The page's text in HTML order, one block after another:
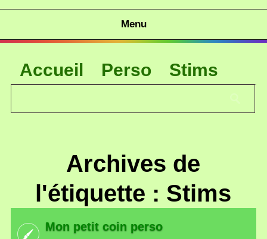
Menu
Accueil Perso Stims
Archives de
l'étiquette : Stims
Mon petit coin perso